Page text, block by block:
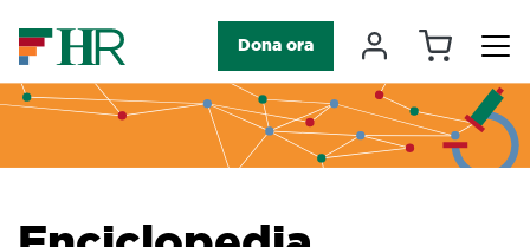
Navigazione principale
Dona ora Il mioCarrello